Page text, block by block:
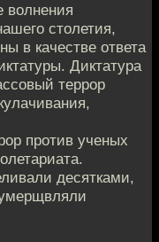
волнения
столетия,
в качестве ответа
Диктатура
террор
против ученых
десятками,